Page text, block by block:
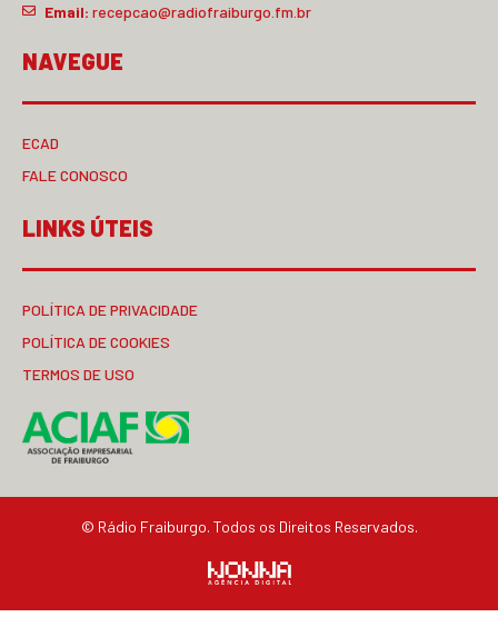
Email: recepcao@radiofraiburgo.fm.br
NAVEGUE
ECAD
FALE CONOSCO
LINKS ÚTEIS
POLÍTICA DE PRIVACIDADE
POLÍTICA DE COOKIES
TERMOS DE USO
© Rádio Fraiburgo. Todos os Direitos Reservados.